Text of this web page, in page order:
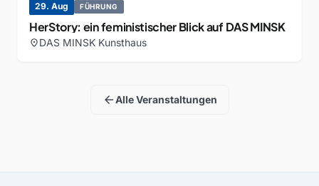
29. Aug FÜHRUNG
HerStory: ein feministischer Blick auf DAS MINSK
location_onDAS MINSK Kunsthaus
arrow_backAlle Veranstaltungen